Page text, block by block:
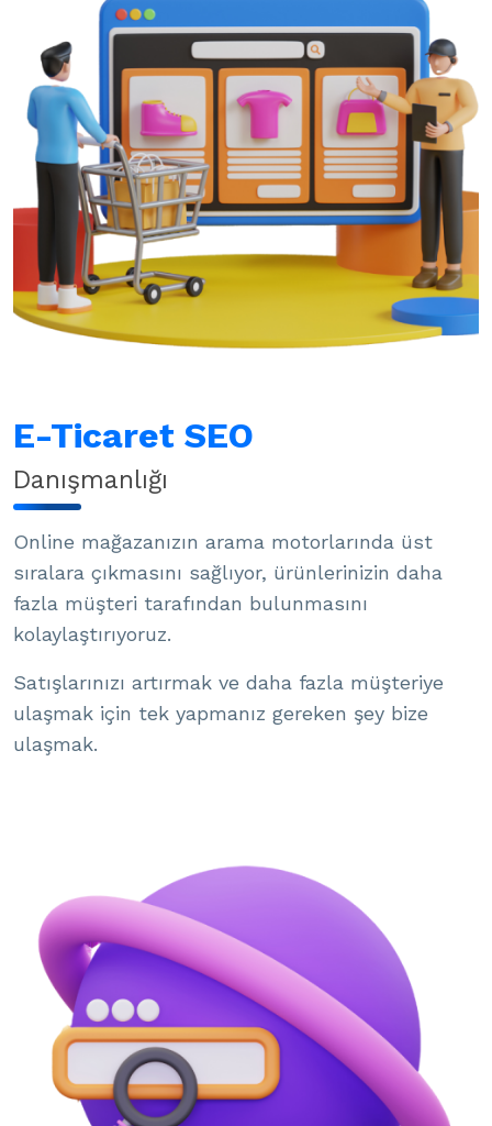
E-Ticaret SEO
Danışmanlığı
Online mağazanızın arama motorlarında üst
sıralara çıkmasını sağlıyor, ürünlerinizin daha
fazla müşteri tarafından bulunmasını
kolaylaştırıyoruz.
Satışlarınızı artırmak ve daha fazla müşteriye
ulaşmak için tek yapmanız gereken şey bize
ulaşmak.